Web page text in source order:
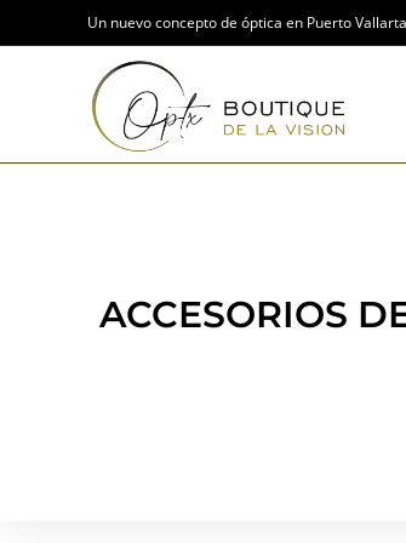
Un nuevo concepto de óptica en Puerto
ACCESORIOS